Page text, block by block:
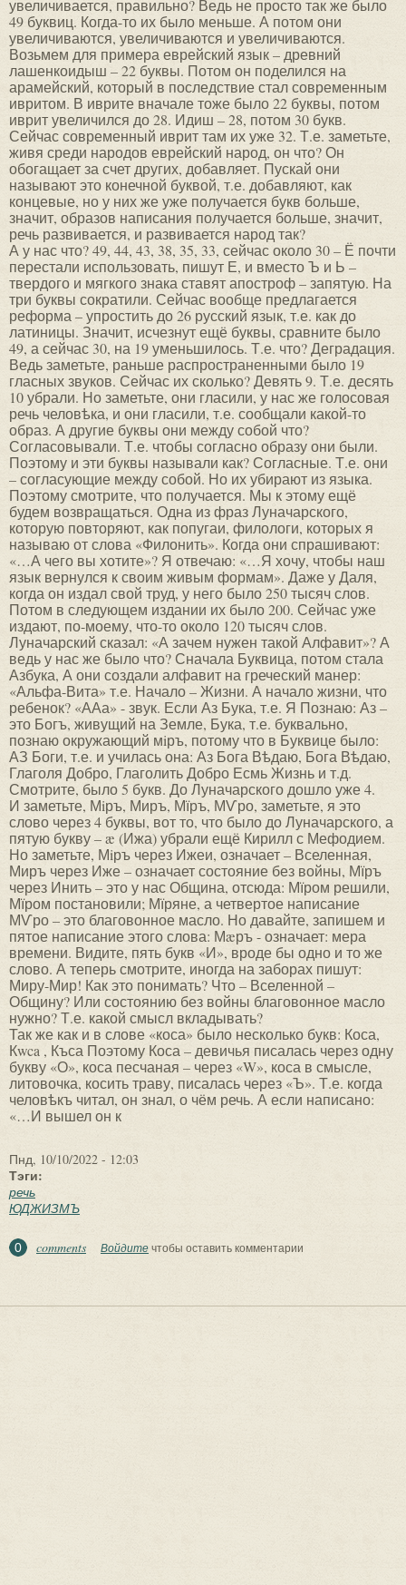
увеличивается, правильно? Ведь не просто так же было
49 буквиц. Когда-то их было меньше. А потом они
увеличиваются, увеличиваются и увеличиваются.
Возьмем для примера еврейский язык – древний
лашенкоидыш – 22 буквы. Потом он поделился на
арамейский, который в последствие стал современным
ивритом. В иврите вначале тоже было 22 буквы, потом
иврит увеличился до 28. Идиш – 28, потом 30 букв.
Сейчас современный иврит там их уже 32. Т.е. заметьте,
живя среди народов еврейский народ, он что? Он
обогащает за счет других, добавляет. Пускай они
называют это конечной буквой, т.е. добавляют, как
концевые, но у них же уже получается букв больше,
значит, образов написания получается больше, значит,
речь развивается, и развивается народ так?
А у нас что? 49, 44, 43, 38, 35, 33, сейчас около 30 – Ё почти
перестали использовать, пишут Е, и вместо Ъ и Ь –
твердого и мягкого знака ставят апостроф – запятую. На
три буквы сократили. Сейчас вообще предлагается
реформа – упростить до 26 русский язык, т.е. как до
латиницы. Значит, исчезнут ещё буквы, сравните было
49, а сейчас 30, на 19 уменьшилось. Т.е. что? Деградация.
Ведь заметьте, раньше распространенными было 19
гласных звуков. Сейчас их сколько? Девять 9. Т.е. десять
10 убрали. Но заметьте, они гласили, у нас же голосовая
речь человѣка, и они гласили, т.е. сообщали какой-то
образ. А другие буквы они между собой что?
Согласовывали. Т.е. чтобы согласно образу они были.
Поэтому и эти буквы называли как? Согласные. Т.е. они
– согласующие между собой. Но их убирают из языка.
Поэтому смотрите, что получается. Мы к этому ещё
будем возвращаться. Одна из фраз Луначарского,
которую повторяют, как попугаи, филологи, которых я
называю от слова «Филонить». Когда они спрашивают:
«…А чего вы хотите»? Я отвечаю: «…Я хочу, чтобы наш
язык вернулся к своим живым формам». Даже у Даля,
когда он издал свой труд, у него было 250 тысяч слов.
Потом в следующем издании их было 200. Сейчас уже
издают, по-моему, что-то около 120 тысяч слов.
Луначарский сказал: «А зачем нужен такой Алфавит»? А
ведь у нас же было что? Сначала Буквица, потом стала
Азбука, А они создали алфавит на греческий манер:
«Альфа-Вита» т.е. Начало – Жизни. А начало жизни, что
ребенок? «ААа» - звук. Если Аз Бука, т.е. Я Познаю: Аз –
это Богъ, живущий на Земле, Бука, т.е. буквально,
познаю окружающий мiръ, потому что в Буквице было:
АЗ Боги, т.е. и училась она: Аз Бога Вѣдаю, Бога Вѣдаю,
Глаголя Добро, Глаголить Добро Есмь Жизнь и т.д.
Смотрите, было 5 букв. До Луначарского дошло уже 4.
И заметьте, Мiръ, Миръ, Мїръ, МѴро, заметьте, я это
слово через 4 буквы, вот то, что было до Луначарского, а
пятую букву – æ (Ижа) убрали ещё Кирилл с Мефодием.
Но заметьте, Мiръ через Ижеи, означает – Вселенная,
Миръ через Иже – означает состояние без войны, Мїръ
через Инить – это у нас Община, отсюда: Мїром решили,
Мїром постановили; Мїряне, а четвертое написание
МѴро – это благовонное масло. Но давайте, запишем и
пятое написание этого слова: Мæръ - означает: мера
времени. Видите, пять букв «И», вроде бы одно и то же
слово. А теперь смотрите, иногда на заборах пишут:
Миру-Мир! Как это понимать? Что – Вселенной –
Общину? Или состоянию без войны благовонное масло
нужно? Т.е. какой смысл вкладывать?
Так же как и в слове «коса» было несколько букв: Коса,
Кwca , Къса Поэтому Коса – девичья писалась через одну
букву «О», коса песчаная – через «W», коса в смысле,
литовочка, косить траву, писалась через «Ъ». Т.е. когда
человѣкъ читал, он знал, о чём речь. А если написано:
«…И вышел он к
Пнд, 10/10/2022 - 12:03
Тэги:
речь
ЮДЖИЗМЪ
0 comments Войдитечтобы оставить комментарии